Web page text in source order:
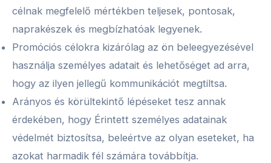
célnak megfelelő mértékben teljesek, pontosak,
naprakészek és megbízhatóak legyenek.
Promóciós célokra kizárólag az ön beleegyezésével
használja személyes adatait és lehetőséget ad arra,
hogy az ilyen jellegű kommunikációt megtiltsa.
Arányos és körültekintő lépéseket tesz annak
érdekében, hogy Érintett személyes adatainak
védelmét biztosítsa, beleértve az olyan eseteket, ha
azokat harmadik fél számára továbbítja.